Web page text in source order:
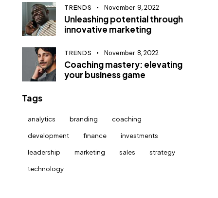
TRENDS November 9, 2022
Unleashing potential through
innovative marketing
TRENDS November 8, 2022
Coaching mastery: elevating
your business game
Tags
analytics branding coaching
development finance investments
leadership marketing sales strategy
technology